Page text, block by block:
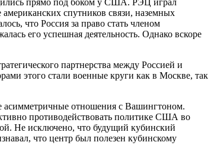
прямо под боком у США. РЭЦ играл
спутников связи, наземных
что Россия за право стать членом
его успешная деятельность. Однако вскоре
партнерства между Россией и
этого стали военные круги как в Москве, так
асимметричные отношения с Вашингтоном.
противодействовать политике США во
Не исключено, что будущий кубинский
что центр был полезен кубинскому